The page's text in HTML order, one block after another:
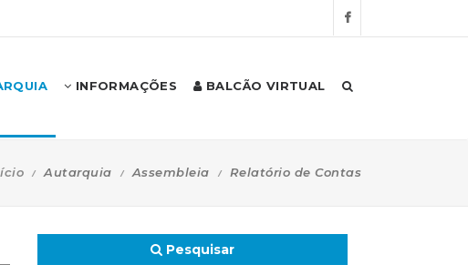
INFORMAÇÕES BALCÃO VIRTUAL
Autarquia Assembleia Relatório de Contas
Pesquisar